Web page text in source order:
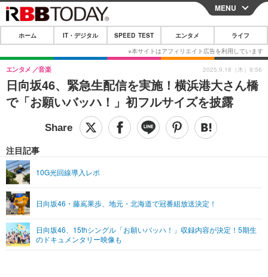
CLOSE
ホーム
IT・デジタル
IT・デジタルTOP スマートフォン
ガジェット・ツール
ショッピング その他
SPEED TEST
エンタメTOP 映画・ドラマ
グラビア ブログ
ショッピング その他
ライフTOP
リリース一覧
プッシュ通知の停止方法
MENU
ホーム IT・デジタル SPEED TEST エンタメ ライフ
日向坂46、緊急生配信を実施！横浜港大さん橋
で「お願いバッハ！」初フルサイズを披露
エンタメ 音楽
注目記事
10G光回線導入レポ
日向坂46・藤嶌果歩、地元・北海道で冠番組放送決定！
日向坂46、15thシングル「お願いバッハ！」収録内容が決定！5期生
のドキュメンタリー映像も
2025.9.18（木）9:56